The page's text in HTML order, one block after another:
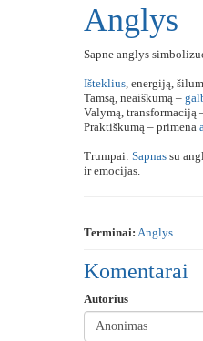
Anglys
Sapne anglys
Išteklius, energiją,
Tamsą, neaiškumą –
Valymą, transformaciją
Praktiškumą – primena
Trumpai: Sapnas su
ir emocijas.
Terminai: Anglys
Komentarai
Autorius